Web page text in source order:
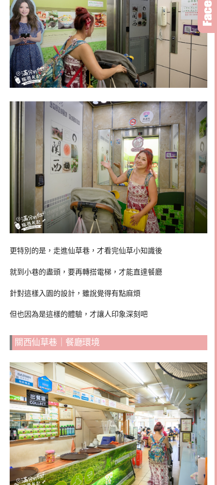
更特別的是，走進仙草巷，才看完仙草小知識後
就到小巷的盡頭，要再轉搭電梯，才能直達餐廳
針對這樣入園的設計，雖說覺得有點麻煩
但也因為是這樣的體驗，才讓人印象深刻吧
關西仙草巷｜餐廳環境